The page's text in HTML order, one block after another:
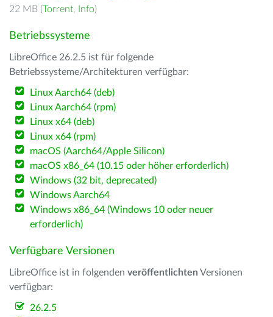
22 MB (Torrent, Info)
Betriebssysteme
LibreOffice 26.2.5 ist für folgende
Betriebssysteme/Architekturen verfügbar:
Linux Aarch64 (deb)
Linux Aarch64 (rpm)
Linux x64 (deb)
Linux x64 (rpm)
macOS (Aarch64/Apple Silicon)
macOS x86_64 (10.15 oder höher erforderlich)
Windows (32 bit, deprecated)
Windows Aarch64
Windows x86_64 (Windows 10 oder neuer
erforderlich)
Verfügbare Versionen
LibreOffice ist in folgenden veröffentlichten Versionen
verfügbar:
26.2.5